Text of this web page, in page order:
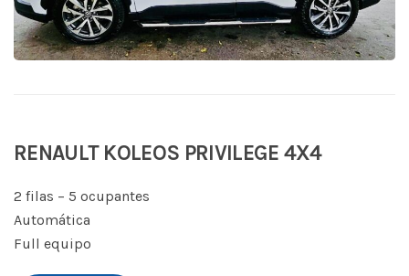
RENAULT KOLEOS PRIVILEGE 4X4
2 filas – 5 ocupantes
Automática
Full equipo